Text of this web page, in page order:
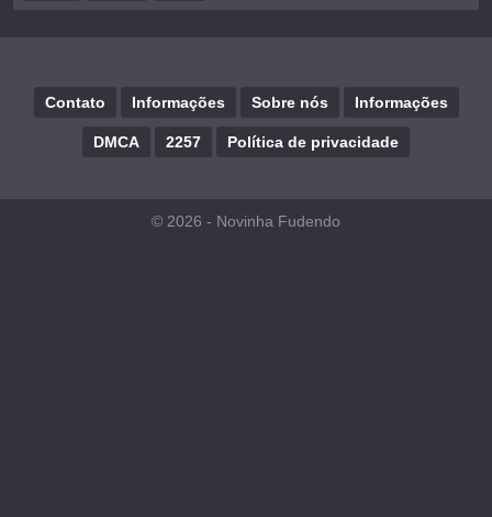
Contato Informações Sobre nós Informações
DMCA 2257 Política de privacidade
© 2026 - Novinha Fudendo